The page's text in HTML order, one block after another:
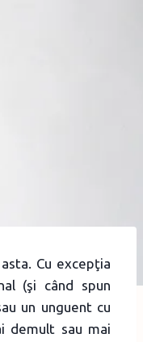
Cu excepţia
(şi când spun
un unguent cu
demult sau mai